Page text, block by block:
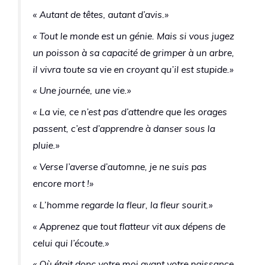
« Autant de têtes, autant d’avis.»
« Tout le monde est un génie. Mais si vous jugez
un poisson à sa capacité de grimper à un arbre,
il vivra toute sa vie en croyant qu’il est stupide.»
« Une journée, une vie.»
« La vie, ce n’est pas d’attendre que les orages
passent, c’est d’apprendre à danser sous la
pluie.»
« Verse l’averse d’automne, je ne suis pas
encore mort !»
« L’homme regarde la fleur, la fleur sourit.»
« Apprenez que tout flatteur vit aux dépens de
celui qui l’écoute.»